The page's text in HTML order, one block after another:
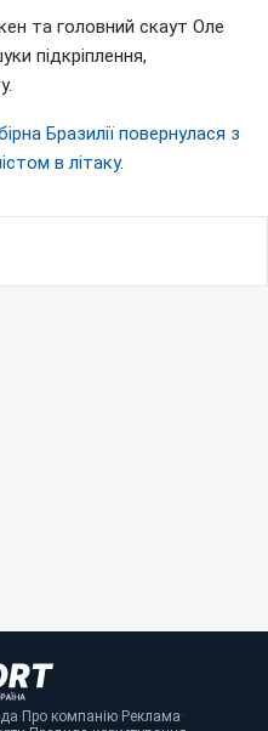
та головний скаут Оле
підкріплення,
Бразилії повернулася з
в літаку.
·Про компанію·Реклама·